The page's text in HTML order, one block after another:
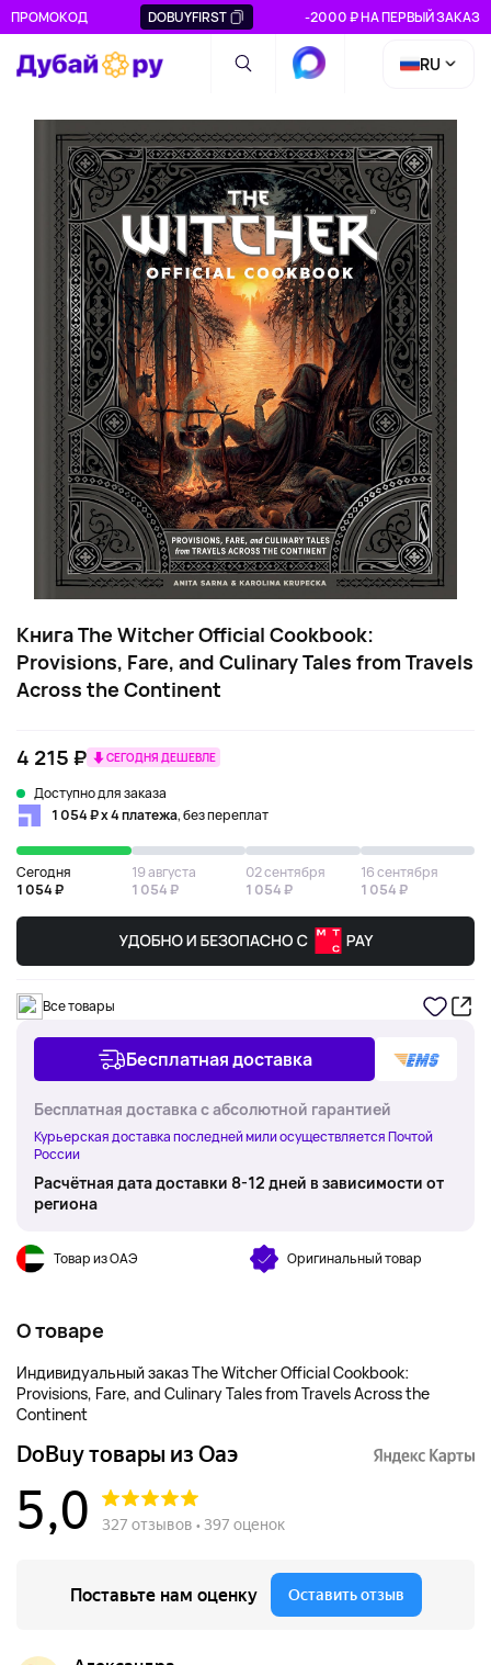
ПРОМОКОД DOBUYFIRST -2000 ₽ НА ПЕРВЫЙ ЗАКАЗ
RU
Книга The Witcher Official Cookbook:
Provisions, Fare, and Culinary Tales from Travels
Across the Continent
4 215 ₽ СЕГОДНЯ ДЕШЕВЛЕ
Доступно для заказа
1 054 ₽ х 4 платежа, без переплат
Сегодня
1 054 ₽
19 августа
1 054 ₽
02 сентября
1 054 ₽
16 сентября
1 054 ₽
Все товары
Бесплатная доставка
Бесплатная доставка с абсолютной гарантией
Курьерская доставка последней мили осуществляется Почтой
России
Расчётная дата доставки 8-12 дней в зависимости от
региона
Товар из ОАЭ Оригинальный товар
О товаре
Индивидуальный заказ The Witcher Official Cookbook:
Provisions, Fare, and Culinary Tales from Travels Across the
Continent